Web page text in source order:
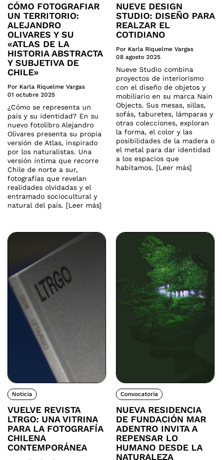
CÓMO FOTOGRAFIAR
UN TERRITORIO:
ALEJANDRO
OLIVARES Y SU
«ATLAS DE LA
HISTORIA ABSTRACTA
Y SUBJETIVA DE
CHILE»
Por Karla Riquelme Vargas
01 octubre 2025
¿Cómo se representa un
país y su identidad? En su
nuevo fotolibro Alejandro
Olivares presenta su propia
versión de Atlas, inspirado
por los naturalistas. Una
versión íntima que recorre
Chile de norte a sur,
fotografías que revelan
realidades olvidadas y el
entramado sociocultural y
natural del país. [Leer más]
NUEVE DESIGN
STUDIO: DISEÑO PARA
REALZAR EL
COTIDIANO
Por Karla Riquelme Vargas
08 agosto 2025
Nueve Studio combina
proyectos de interiorismo
con el diseño de objetos y
mobiliario en su marca Nain
Objects. Sus mesas, sillas,
sofás, taburetes, lámparas y
otras colecciones, exploran
la forma, el color y las
posibilidades de la madera o
el metal para dar identidad
a los espacios que
habitamos. [Leer más]
Noticia
VUELVE REVISTA
LTRGO: UNA VITRINA
PARA LA FOTOGRAFÍA
CHILENA
CONTEMPORÁNEA
Convocatoria
NUEVA RESIDENCIA
DE FUNDACIÓN MAR
ADENTRO INVITA A
REPENSAR LO
HUMANO DESDE LA
NATURALEZA